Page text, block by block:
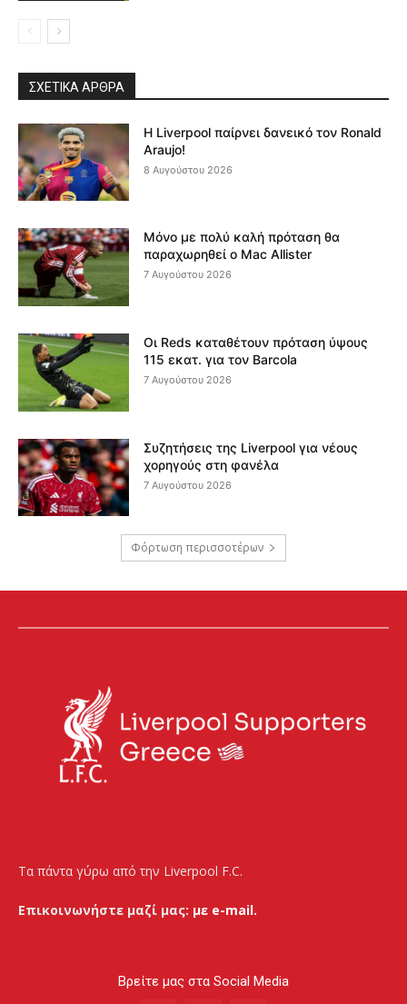
ΣΧΕΤΙΚΆ ΆΡΘΡΑ
Η Liverpool παίρνει δανεικό τον Ronald
Araujo!
8 Αυγούστου 2026
Μόνο με πολύ καλή πρόταση θα
παραχωρηθεί ο Mac Allister
7 Αυγούστου 2026
Οι Reds καταθέτουν πρόταση ύψους
115 εκατ. για τον Barcola
7 Αυγούστου 2026
Συζητήσεις της Liverpool για νέους
χορηγούς στη φανέλα
7 Αυγούστου 2026
Φόρτωση περισσοτέρων
Τα πάντα γύρω από την Liverpool F.C.
Επικοινωνήστε μαζί μας: με e-mail.
Βρείτε μας στα Social Media